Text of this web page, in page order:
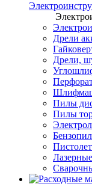
Дрели
Дрели,
Пилы
Пилы